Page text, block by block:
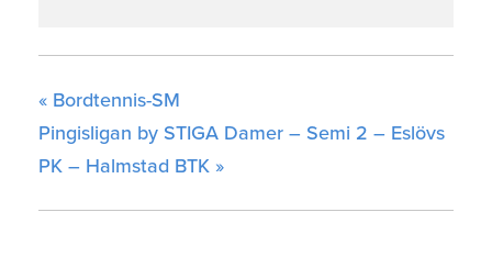
« Bordtennis-SM
Pingisligan by STIGA Damer – Semi 2 – Eslövs
PK – Halmstad BTK »